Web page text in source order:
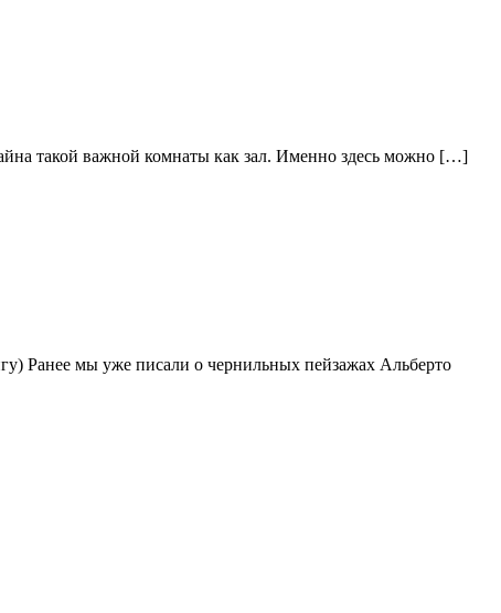
такой важной комнаты как зал. Именно здесь можно […]
Ранее мы уже писали о чернильных пейзажах Альберто